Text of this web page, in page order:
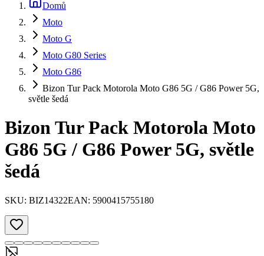
Domů
Moto
Moto G
Moto G80 Series
Moto G86
Bizon Tur Pack Motorola Moto G86 5G / G86 Power 5G,
světle šedá
Bizon Tur Pack Motorola Moto
G86 5G / G86 Power 5G, světle
šedá
SKU: BIZ14322EAN: 5900415755180